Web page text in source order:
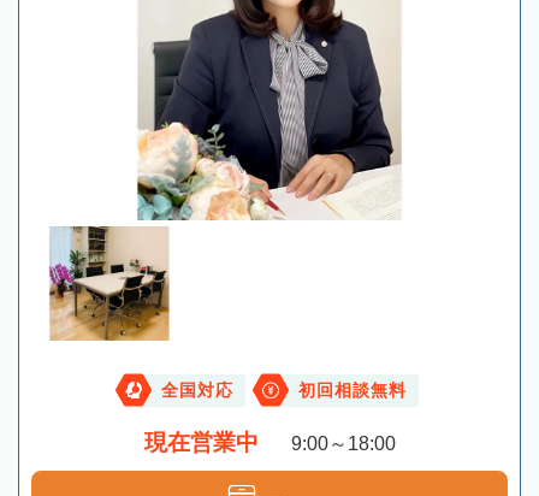
全国対応 初回相談無料
現在営業中 9:00～18:00